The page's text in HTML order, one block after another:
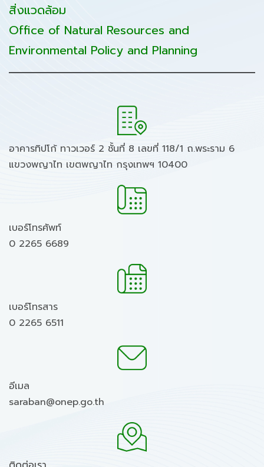
สิ่งแวดล้อม
Office of Natural Resources and
Environmental Policy and Planning
อาคารทิปโก้ ทาวเวอร์ 2 ชั้นที่ 8 เลขที่ 118/1 ถ.พระราม 6
แขวงพญาไท เขตพญาไท กรุงเทพฯ 10400
เบอร์โทรศัพท์
0 2265 6689
เบอร์โทรสาร
0 2265 6511
อีเมล
saraban@onep.go.th